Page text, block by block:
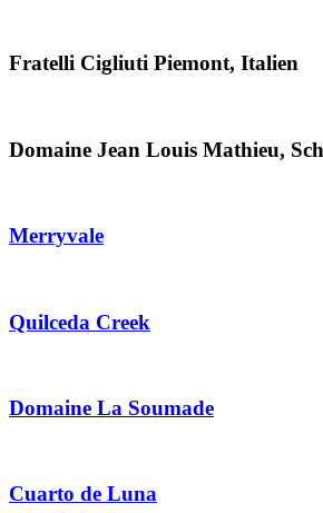
Fratelli Cigliuti Piemont, Italien
Domaine Jean Louis Mathieu,
Merryvale
Quilceda Creek
Domaine La Soumade
Cuarto de Luna